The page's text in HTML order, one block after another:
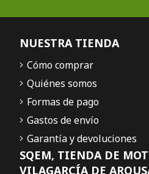
SQEM, TIENDA DE
VILAGARCÍA DE
NUESTRA TIENDA
Cómo comprar
Quiénes somos
Formas de pago
Gastos de envío
Garantía y devoluciones